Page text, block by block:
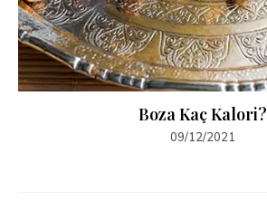
Boza Kaç Kalori?
09/12/2021